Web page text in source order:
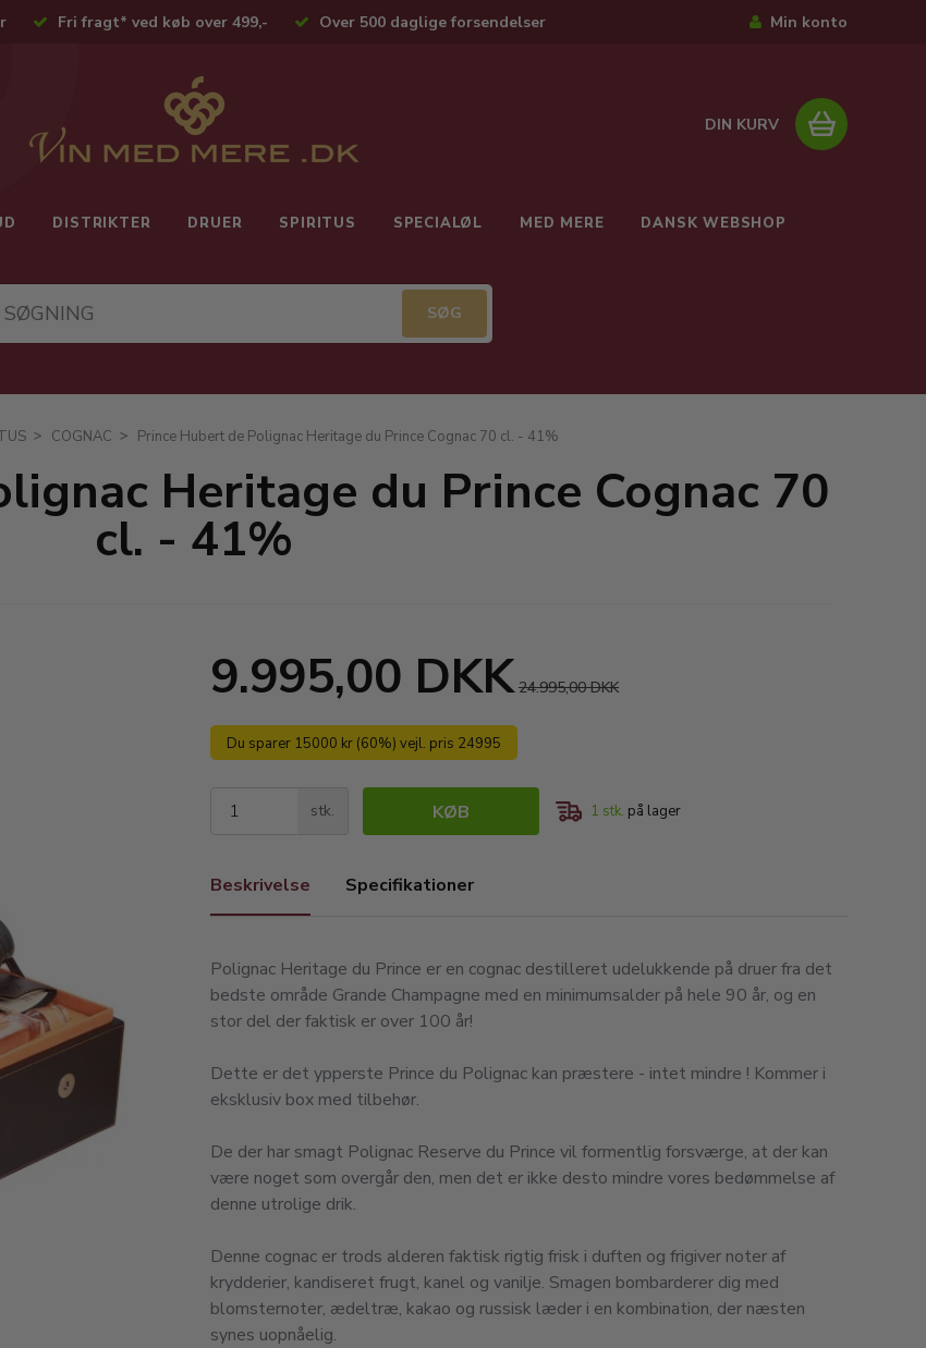
Fri fragt* ved køb over 499,- Over 500 daglige forsendelser Min konto
DIN KURV
DISTRIKTER DRUER SPIRITUS SPECIALØL MED MERE DANSK WEBSHOP
COGNAC Prince Hubert de Polignac Heritage du Prince Cognac 70 cl. - 41%
Heritage du Prince Cognac 70
cl. - 41%
9.995,00 DKK 24.995,00 DKK
Du sparer 15000 kr (60%) vejl. pris 24995
stk. KØB 1 stk. på lager
Beskrivelse Specifikationer
Polignac Heritage du Prince er en cognac destilleret udelukkende på druer fra det
bedste område Grande Champagne med en minimumsalder på hele 90 år, og en
stor del der faktisk er over 100 år!
Dette er det ypperste Prince du Polignac kan præstere - intet mindre ! Kommer i
eksklusiv box med tilbehør.
De der har smagt Polignac Reserve du Prince vil formentlig forsværge, at der kan
være noget som overgår den, men det er ikke desto mindre vores bedømmelse af
denne utrolige drik.
Denne cognac er trods alderen faktisk rigtig frisk i duften og frigiver noter af
krydderier, kandiseret frugt, kanel og vanilje. Smagen bombarderer dig med
blomsternoter, ædeltræ, kakao og russisk læder i en kombination, der næsten
synes uopnåelig.